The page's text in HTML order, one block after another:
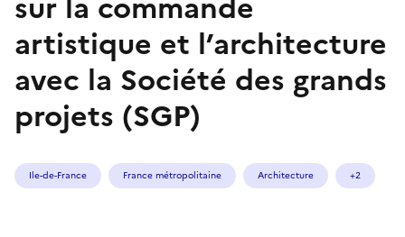
artistique et l’architecture
avec la Société des grands
projets (SGP)
Ile-de-France France métropolitaine Architecture +2